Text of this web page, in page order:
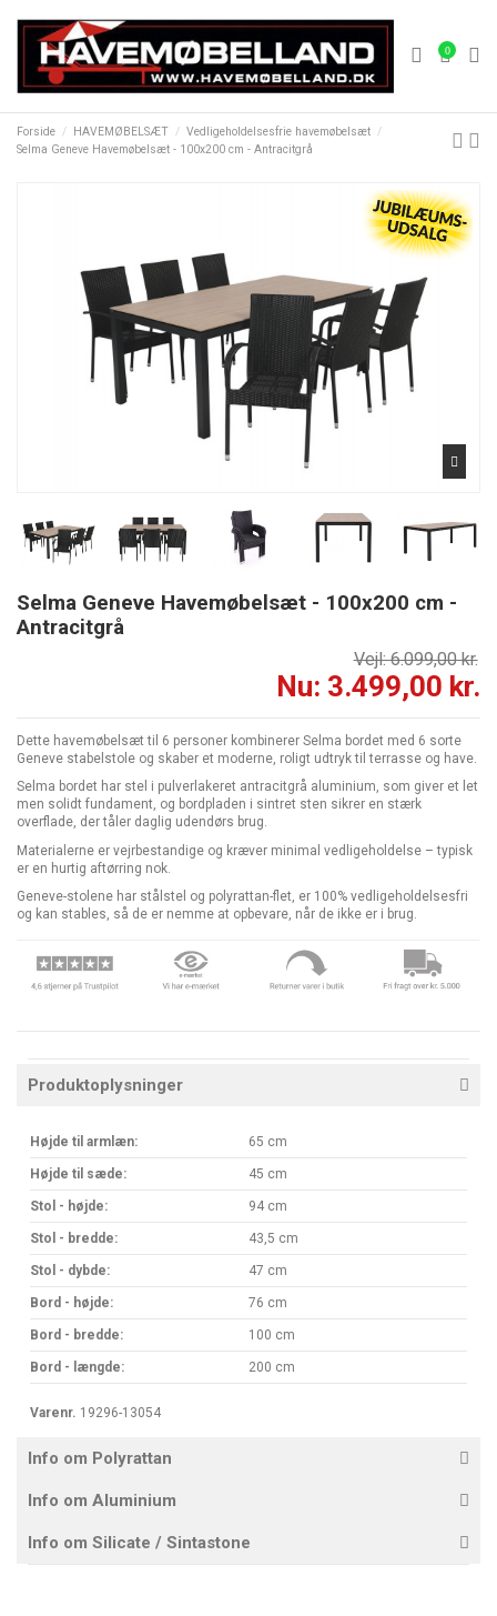
0
Forside HAVEMØBELSÆT
Vedligeholdelsesfrie havemøbelsæt
Selma Geneve Havemøbelsæt - 100x200 cm - Antracitgrå
Selma Geneve Havemøbelsæt - 100x200 cm -
Antracitgrå
Vejl: 6.099,00 kr.
Nu: 3.499,00 kr.
Dette havemøbelsæt til 6 personer kombinerer Selma bordet med 6 sorte
Geneve stabelstole og skaber et moderne, roligt udtryk til terrasse og have.
Selma bordet har stel i pulverlakeret antracitgrå aluminium, som giver et let
men solidt fundament, og bordpladen i sintret sten sikrer en stærk
overflade, der tåler daglig udendørs brug.
Materialerne er vejrbestandige og kræver minimal vedligeholdelse – typisk
er en hurtig aftørring nok.
Geneve-stolene har stålstel og polyrattan-flet, er 100% vedligeholdelsesfri
og kan stables, så de er nemme at opbevare, når de ikke er i brug.
Produktoplysninger
Højde til armlæn: 65 cm
Højde til sæde: 45 cm
Stol - højde: 94 cm
Stol - bredde: 43,5 cm
Stol - dybde: 47 cm
Bord - højde: 76 cm
Bord - bredde: 100 cm
Bord - længde: 200 cm
Varenr. 19296-13054
Info om Polyrattan
Info om Aluminium
Info om Silicate / Sintastone